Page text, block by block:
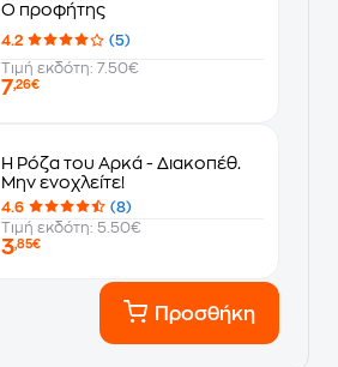
Ο προφήτης
4.2
(5)
Τιμή εκδότη: 7.50€
7,26€
Η Ρόζα του Αρκά - Διακοπέθ.
Μην ενοχλείτε!
4.6
(8)
Τιμή εκδότη: 5.50€
3,85€
Προσθήκη